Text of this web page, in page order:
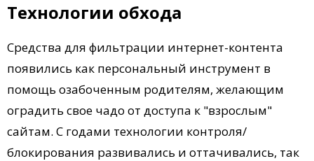
Технологии обхода
Средства для фильтрации интернет-контента
появились как персональный инструмент в
помощь озабоченным родителям, желающим
оградить свое чадо от доступа к "взрослым"
сайтам. С годами технологии контроля/
блокирования развивались и оттачивались, так